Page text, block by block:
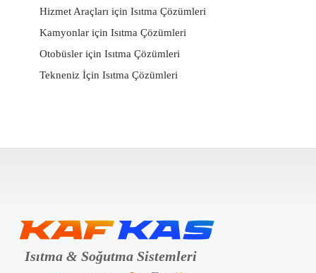
Hizmet Araçları için Isıtma Çözümleri
Kamyonlar için Isıtma Çözümleri
Otobüsler için Isıtma Çözümleri
Tekneniz İçin Isıtma Çözümleri